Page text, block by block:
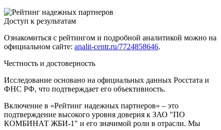
Доступ к результатам
Ознакомиться с рейтингом и подробной аналитикой можно на
официальном сайте: analit-centr.ru/7724858646.
Честность и достоверность
Исследование основано на официальных данных Росстата и
ФНС РФ, что подтверждает его объективность.
Включение в «Рейтинг надежных партнеров» – это
подтверждение высокого уровня доверия к ЗАО "ПО
КОМБИНАТ ЖБИ-1" и его значимой роли в отрасли. Мы